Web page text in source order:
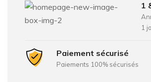
1
1
Paiement sécurisé
Paiements 100% sécurisés